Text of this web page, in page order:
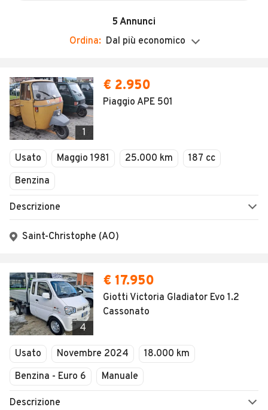
Chiuso
Giovedì
Chiuso
Venerdì
Chiuso
Sabato
Chiuso
Domenica
Chiuso
5 Annunci
Ordina: Dal più economico
1
€ 2.950
Piaggio APE 501
Usato Maggio 1981 25.000 km
187 cc
Benzina
Descrizione
Saint-Christophe (AO)
4
€ 17.950
Giotti Victoria Gladiator Evo 1.2
Cassonato
Usato Novembre 2024
18.000 km
Benzina - Euro 6
Manuale
Descrizione